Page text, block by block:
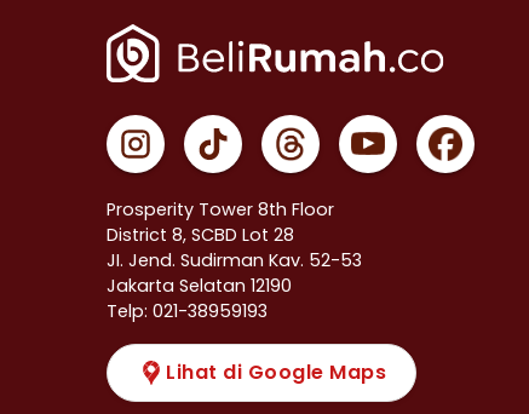
Prosperity Tower 8th Floor
District 8, SCBD Lot 28
JI. Jend. Sudirman Kav. 52-53
Jakarta Selatan 12190
Telp: 021-38959193
Lihat di Google Maps